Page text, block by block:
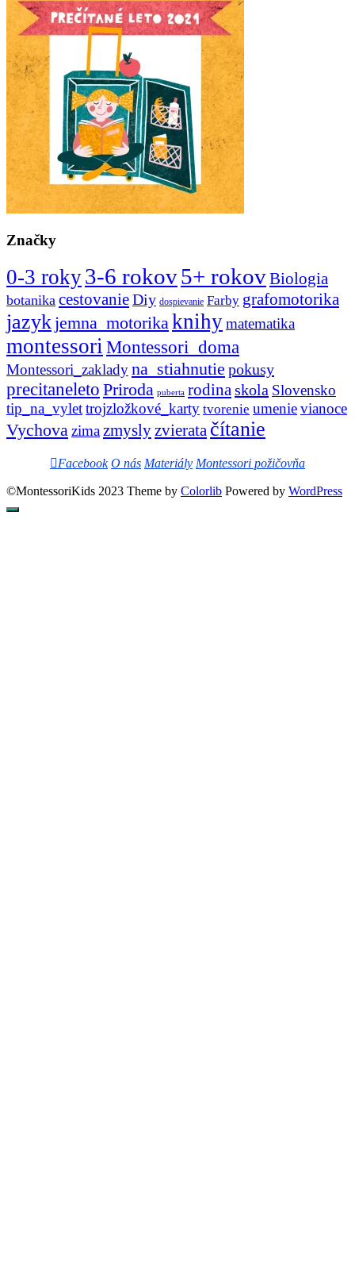
Značky
0-3 roky3-6 rokov5+ rokovBiologia
botanika cestovanieDiy dospievanie Farby grafomotorika
jazykjemna_motorikaknihymatematika
montessoriMontessori_doma
Montessori_zakladyna_stiahnutie pokusy
precitaneleto Priroda puberta rodinaskola Slovensko
tip_na_vylettrojzložkové_karty tvorenie umenievianoce
Vychovazimazmysly zvierata čítanie
Facebook O nás Materiály Montessori požičovňa
©MontessoriKids 2023 Theme by Colorlib Powered by WordPress